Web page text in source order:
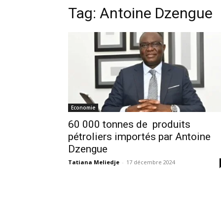
Tag: Antoine Dzengue
Economie
60 000 tonnes de produits
pétroliers importés par Antoine
Dzengue
Tatiana Meliedje - 17 décembre 2024